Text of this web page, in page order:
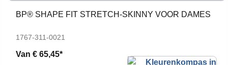
BP® SHAPE FIT STRETCH-SKINNY VOOR DAMES
1767-311-0021
Van € 65,45*